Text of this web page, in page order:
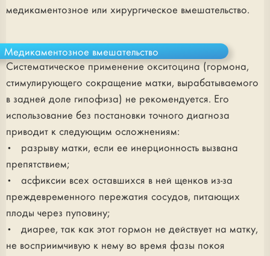
медикаментозное или хирургическое вмешательство.
Медикаментозное вмешательство
Систематическое применение окситоцина (гормона,
стимулирующего сокращение матки, вырабатываемого
в задней доле гипофиза) не рекомендуется. Его
использование без постановки точного диагноза
приводит к следующим осложнениям:
• разрыву матки, если ее инерционность вызвана
препятствием;
• асфиксии всех оставшихся в ней щенков из-за
преждевременного пережатия сосудов, питающих
плоды через пуповину;
• диарее, так как этот гормон не действует на матку,
не восприимчивую к нему во время фазы покоя